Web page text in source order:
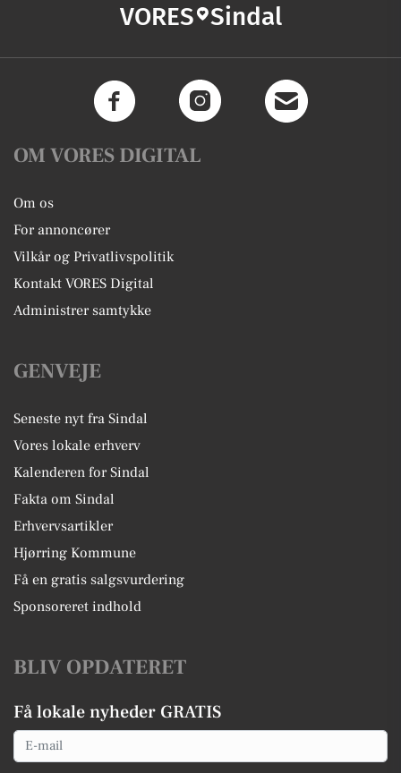
VORES Sindal
OM VORES DIGITAL
Om os
For annoncører
Vilkår og Privatlivspolitik
Kontakt VORES Digital
Administrer samtykke
GENVEJE
Seneste nyt fra Sindal
Vores lokale erhverv
Kalenderen for Sindal
Fakta om Sindal
Erhvervsartikler
Hjørring Kommune
Få en gratis salgsvurdering
Sponsoreret indhold
BLIV OPDATERET
Få lokale nyheder GRATIS
Email